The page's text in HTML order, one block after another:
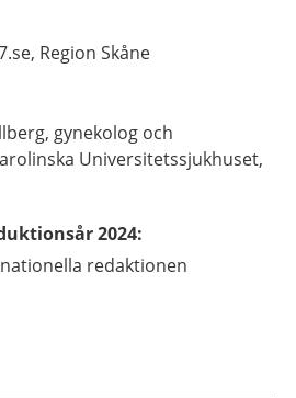
Region Skåne
gynekolog och
Universitetssjukhuset,
2024:
nationella redaktionen